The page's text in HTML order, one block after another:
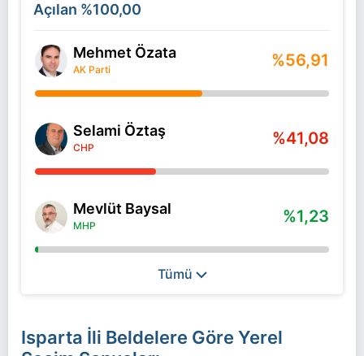
Açılan %100,00
Mehmet Özata
AK Parti %56,91
Selami Öztaş
CHP %41,08
Mevlüt Baysal
MHP %1,23
Tümü
Isparta İli Beldelere Göre Yerel